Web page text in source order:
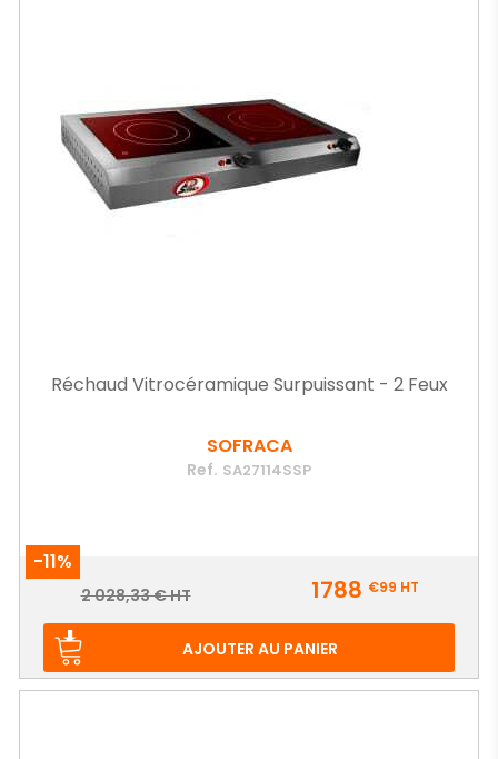
Réchaud Vitrocéramique Surpuissant - 2 Feux
SOFRACA
Ref. SA27114SSP
-11%
Prix
Prix
2 028,33 € HT 1788 €99 HT
AJOUTER AU PANIER